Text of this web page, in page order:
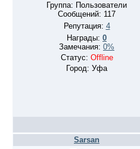
Группа: Пользователи
Сообщений: 117
Репутация: 4
Награды: 0
Замечания: 0%
Статус: Offline
Город: Уфа
Sarsan